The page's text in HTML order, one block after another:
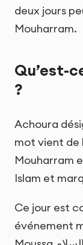
deux jours
Mouharram.
Qu’est-
?
Achoura
mot vient de
Mouharram
Islam et
Ce jour est
événement